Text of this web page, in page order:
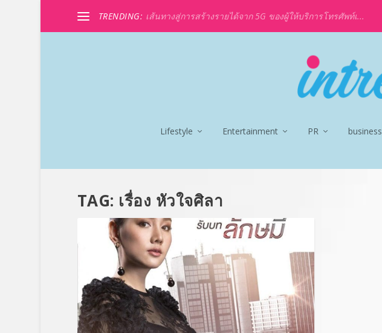
TRENDING: เส้นทางสู่การสร้างรายได้จาก 5G ของผู้ให้บริการโทรศัพท์เ...
Lifestyle Entertainment PR business
TAG: เรื่อง หัวใจศิลา